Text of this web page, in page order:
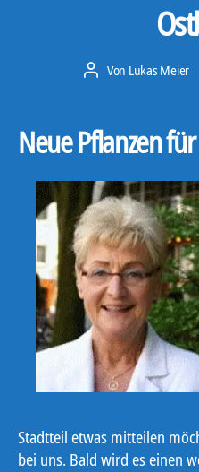
Beitragsautor
Von Lukas Meier
Neue Pflanzen
Stadtteil etwas mitteilen
bei uns. Bald wird es einen